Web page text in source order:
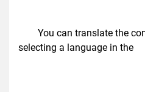
You can translate the
selecting a language in